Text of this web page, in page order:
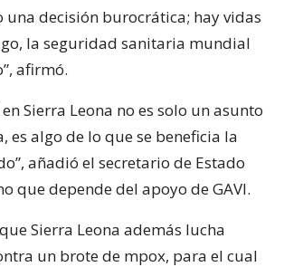
una decisión burocrática; hay vidas
la seguridad sanitaria mundial
afirmó.
Sierra Leona no es solo un asunto
es algo de lo que se beneficia la
añadió el secretario de Estado
que depende del apoyo de GAVI.
Sierra Leona además lucha
un brote de mpox, para el cual